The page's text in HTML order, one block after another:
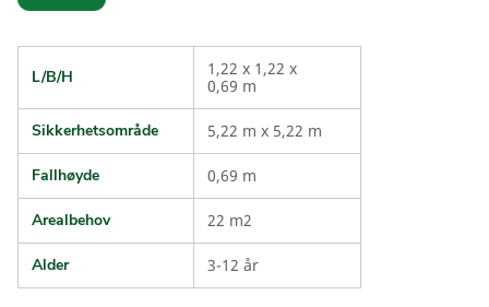
L/B/H
1,22 x 1,22 x
0,69 m
Sikkerhetsområde 5,22 m x 5,22 m
Fallhøyde 0,69 m
Arealbehov 22 m2
Alder 3-12 år